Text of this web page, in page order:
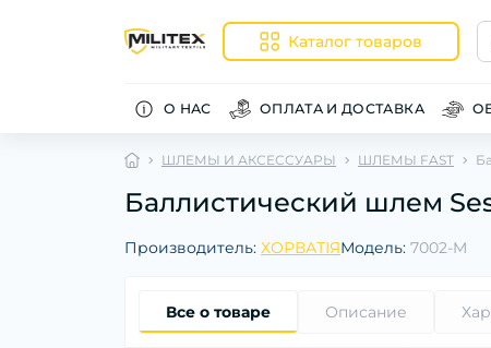
Каталог товаров
О НАС ОПЛАТА И ДОСТАВКА
ШЛЕМЫ И АКСЕССУАРЫ ШЛЕМЫ FAST
Баллистический шлем
Производитель: ХОРВАТІЯМодель: 7002-M
Все о товаре Описание